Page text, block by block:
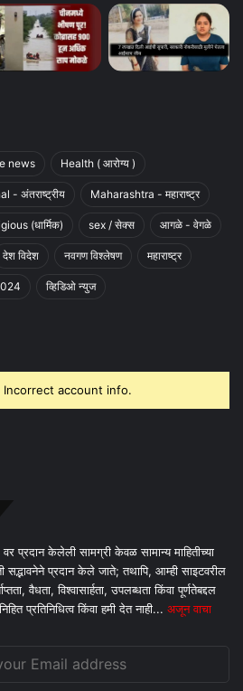
news Health ( आरोग्य )
- अंतराष्ट्रीय Maharashtra - महाराष्ट्र
(धार्मिक) sex / सेक्स आगळे - वेगळे
देश विदेश नवगण विश्लेषण महाराष्ट्र
व्हिडिओ न्युज
Incorrect account info.
केलेली सामग्री केवळ सामान्य माहितीच्या
सद्भावनेने प्रदान केले जाते; तथापि, आम्ही साइटवरील
वैधता, विश्वासार्हता, उपलब्धता किंवा पूर्णतेबद्दल
प्रतिनिधित्व किंवा हमी देत ​​नाही... अजून वाचा